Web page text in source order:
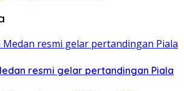
resmi gelar pertandingan Piala